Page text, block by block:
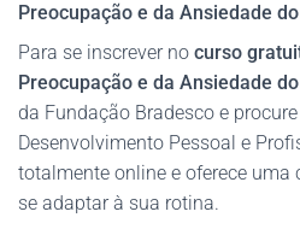
Preocupação e da Ansiedade
Para se inscrever no curso
Preocupação e da Ansiedade
da Fundação Bradesco e
Desenvolvimento Pessoal e
totalmente online e oferece uma
se adaptar à sua rotina.